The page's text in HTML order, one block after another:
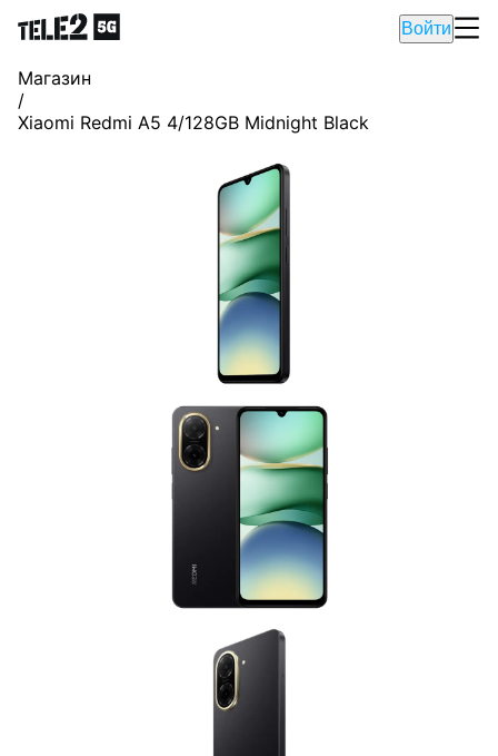
Войти
Магазин
/
Xiaomi Redmi A5 4/128GB Midnight Black